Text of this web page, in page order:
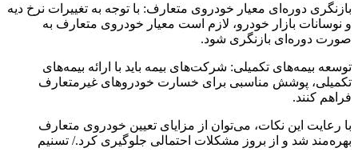
بازنگری دوره‌ای معیار خودروی متعارف: با توجه به تغییرات نرخ دیه
و نوسانات بازار خودرو، لازم است معیار خودروی متعارف به
صورت دوره‌ای بازنگری شود.
توسعه بیمه‌های تکمیلی: شرکت‌های بیمه باید با ارائه بیمه‌های
تکمیلی، پوشش مناسبی برای خسارت خودروهای غیرمتعارف
فراهم کنند.
با رعایت این نکات، می‌توان از مزایای تعیین خودروی متعارف
بهره‌مند شد و از بروز مشکلات احتمالی جلوگیری کرد./ تسنیم